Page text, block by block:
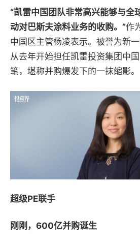
“凯雷中国团队非常高兴能够与全
动对巴斯夫涂料业务的收购。”作
中国区主管杨凌表示。被誉为新
从去年开始担任凯雷投资集团中
笔，堪称并购爆发下的一抹缩影。
超级PE联手
刚刚，600亿并购诞生